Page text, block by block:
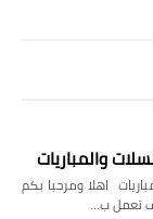
والمباريات
اهلا ومرحبا بكم
تعمل ب…